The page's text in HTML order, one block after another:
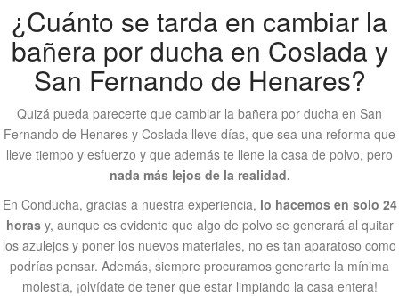
¿Cuánto se tarda en cambiar la
bañera por ducha en Coslada y
San Fernando de Henares?
Quizá pueda parecerte que cambiar la bañera por ducha en San
Fernando de Henares y Coslada lleve días, que sea una reforma que
lleve tiempo y esfuerzo y que además te llene la casa de polvo, pero
nada más lejos de la realidad.
En Conducha, gracias a nuestra experiencia, lo hacemos en solo 24
horasy, aunque es evidente que algo de polvo se generará al quitar
los azulejos y poner los nuevos materiales, no es tan aparatoso como
podrías pensar. Además, siempre procuramos generarte la mínima
molestia, ¡olvídate de tener que estar limpiando la casa entera!